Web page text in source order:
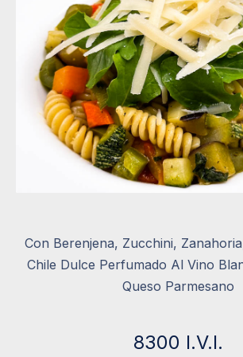
Con Berenjena, Zucchini,
Chile Dulce Perfumado Al Vino
Queso Parmesano
8300 I.V.I.